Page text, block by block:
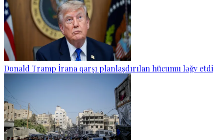
Donald Tramp İrana qarşı planlaşdırılan hücumu ləğv etdi